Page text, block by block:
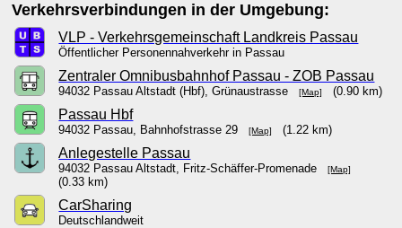
Verkehrsverbindungen in der Umgebung:
VLP - Verkehrsgemeinschaft Landkreis Passau
Öffentlicher Personennahverkehr in Passau
Zentraler Omnibusbahnhof Passau - ZOB Passau
94032 Passau Altstadt (Hbf), Grünaustrasse[Map] (0.90 km)
Passau Hbf
94032 Passau, Bahnhofstrasse 29[Map] (1.22 km)
Anlegestelle Passau
94032 Passau Altstadt, Fritz-Schäffer-Promenade[Map]
(0.33 km)
CarSharing
Deutschlandweit